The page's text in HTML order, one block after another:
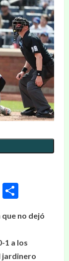
Email
no dejó
1 a los
jardinero